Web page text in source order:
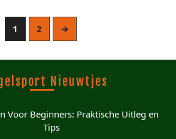
1 2 →
Nieuwtjes
Voor Beginners: Praktische Uitleg en
Tips